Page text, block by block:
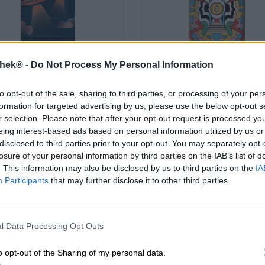
- Do Not Process My Personal Information
opt-out of the sale, sharing to third parties, or processing of your
for targeted advertising by us, please use the below opt-out
selection. Please note that after your opt-out request is processed
interest-based ads based on personal information utilized by us
to third parties prior to your opt-out. You may separately
of your personal information by third parties on the IAB’s list of
This information may also be disclosed by us to third parties on the
Participants that may further disclose it to other third parties.
Data Processing Opt Outs
opt-out of the Sharing of my personal data.
sci-fi hazy ipa
Cierzo Brewing
€ 6,59
0,44 L KAN - € 14,98 / LTR
kruiden- en specerijenbieren
fruit portal
pastry sour
BROWAR STU MOSTÓW
€ 7,59
EINWEG
0,44 L KAN - € 17,25 /
3,86